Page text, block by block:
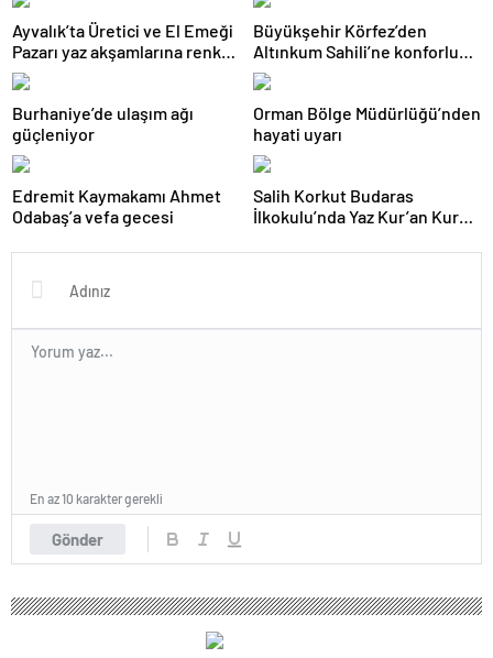
Ayvalık’ta Üretici ve El Emeği
Pazarı yaz akşamlarına renk
katıyor
Büyükşehir Körfez’den
Altınkum Sahili’ne konforlu
dokunuş:
Burhaniye’de ulaşım ağı
güçleniyor
Orman Bölge Müdürlüğü’nden
hayati uyarı
Edremit Kaymakamı Ahmet
Odabaş’a vefa gecesi
Salih Korkut Budaras
İlkokulu’nda Yaz Kur’an Kursu
Gönder
En az 10 karakter gerekli